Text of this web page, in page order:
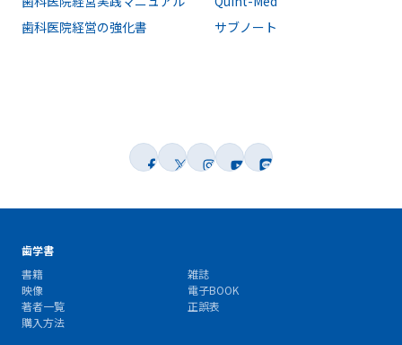
歯科医院経営の強化書
サブノート
歯学書
書籍
雑誌
映像
電子BOOK
著者一覧
正誤表
購入方法